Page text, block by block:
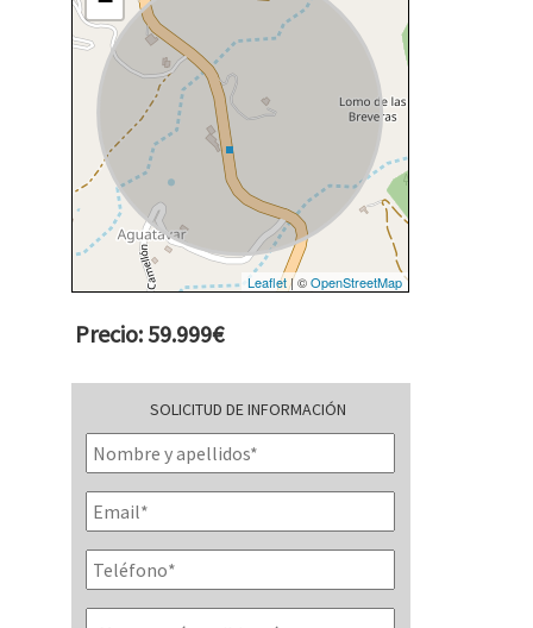
Leaflet| ©OpenStreetMap
Precio: 59.999€
SOLICITUD DE INFORMACIÓN